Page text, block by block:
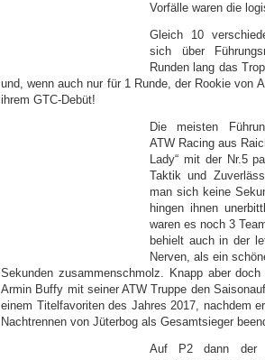
Vorfälle waren die
Gleich 10
sich über
Runden lang das
und, wenn auch nur für 1 Runde, der Rookie von
ihrem GTC-Debüt!
Die meisten
ATW Racing aus
Lady“ mit der Nr.5
Taktik und
man sich keine
hingen ihnen
waren es noch 3
behielt auch in der
Nerven, als ein
Sekunden zusammenschmolz. Knapp aber
Armin Buffy mit seiner ATW Truppe den
einem Titelfavoriten des Jahres 2017, nachdem
Nachtrennen von Jüterbog als Gesamtsieger
Auf P2 dann der